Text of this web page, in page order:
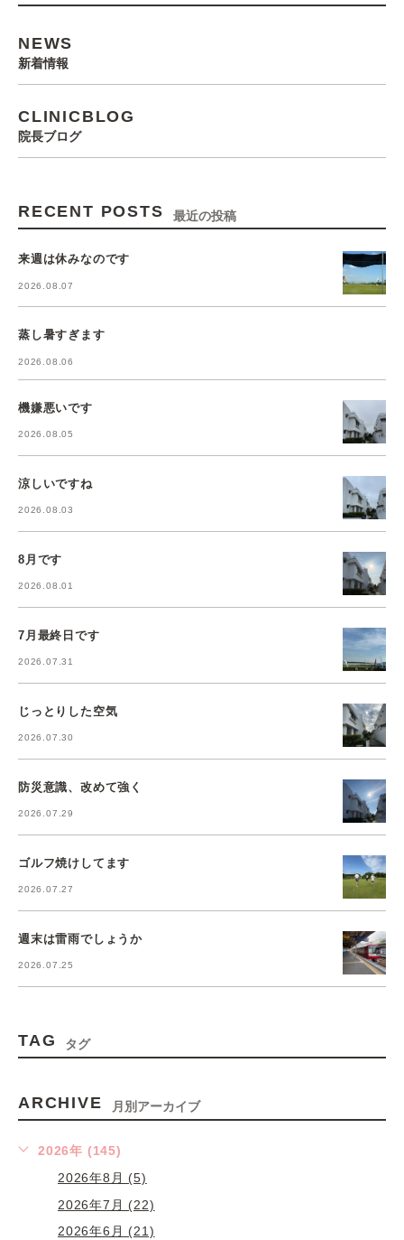
NEWS
新着情報
CLINICBLOG
院長ブログ
RECENT POSTS 最近の投稿
来週は休みなのです
2026.08.07
蒸し暑すぎます
2026.08.06
機嫌悪いです
2026.08.05
涼しいですね
2026.08.03
8月です
2026.08.01
7月最終日です
2026.07.31
じっとりした空気
2026.07.30
防災意識、改めて強く
2026.07.29
ゴルフ焼けしてます
2026.07.27
週末は雷雨でしょうか
2026.07.25
TAG タグ
ARCHIVE 月別アーカイブ
2026年 (145)
2026年8月 (5)
2026年7月 (22)
2026年6月 (21)